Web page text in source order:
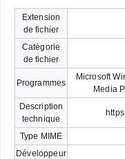
Extension
de fichier
Catégorie
de fichier
Programmes
Microsoft
Media
Description
technique
Type MIME
Développeur